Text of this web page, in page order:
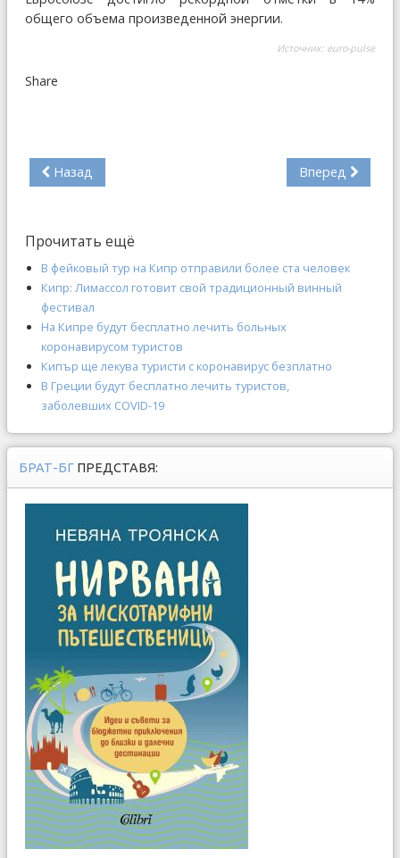
общего объема произведенной энергии.
Источник: euro-pulse
Share
Назад Вперед
Прочитать ещё
В фейковый тур на Кипр отправили более ста человек
Кипр: Лимассол готовит свой традиционный винный
фестивал
На Кипре будут бесплатно лечить больных
коронавирусом туристов
Кипър ще лекува туристи с коронавирус безплатно
В Греции будут бесплатно лечить туристов,
заболевших COVID-19
БРАТ-БГ ПРЕДСТАВЯ: